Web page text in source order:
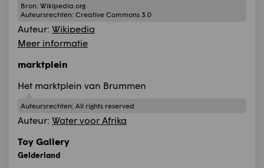
Bron: Wikipedia.org
Auteursrechten: Creative Commons 3.0
Auteur: Wikipedia
Meer informatie
marktplein
Het marktplein van Brummen
Auteursrechten: All rights reserved
Auteur: Water voor Afrika
Toy Gallery
Gelderland